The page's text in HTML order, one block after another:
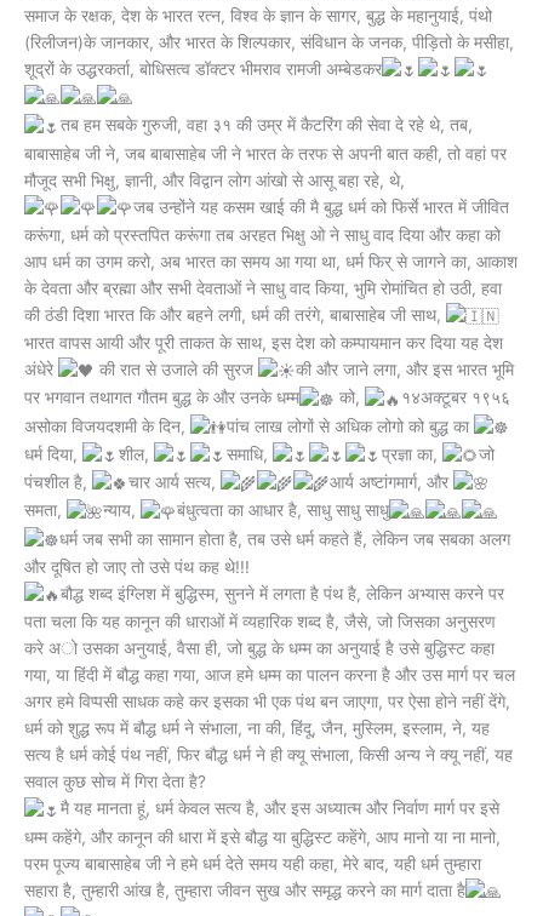
समाज के रक्षक, देश के भारत रत्न, विश्व के ज्ञान के सागर, बुद्ध के महानुयाई, पंथो
(रिलीजन)के जानकार, और भारत के शिल्पकार, संविधान के जनक, पीड़ितो के मसीहा,
शूद्रों के उद्धरकर्ता, बोधिसत्व डॉक्टर भीमराव रामजी अम्बेडकर
तब हम सबके गुरुजी, वहा ३१ की उम्र में कैटरिंग की सेवा दे रहे थे, तब,
बाबासाहेब जी ने, जब बाबासाहेब जी ने भारत के तरफ से अपनी बात कही, तो वहां पर
मौजूद सभी भिक्षु, ज्ञानी, और विद्वान लोग आंखो से आसू बहा रहे, थे,
जब उन्होंने यह कसम खाई की मै बुद्ध धर्म को फिर्से भारत में जीवित
करूंगा, धर्म को प्रस्तपित करूंगा तब अरहत भिक्षु ओ ने साधु वाद दिया और कहा को
आप धर्म का उगम करो, अब भारत का समय आ गया था, धर्म फिर् से जागने का, आकाश
के देवता और ब्रह्मा और सभी देवताओं ने साधु वाद किया, भुमि रोमांचित हो उठी, हवा
की ठंडी दिशा भारत कि और बहने लगी, धर्म की तरंगे, बाबासाहेब जी साथ,
भारत वापस आयी और पूरी ताकत के साथ, इस देश को कम्पायमान कर दिया यह देश
अंधेरे
की रात से उजाले की सुरज
की और जाने लगा, और इस भारत भूमि
पर भगवान तथागत गौतम बुद्ध के और उनके धम्म
को,
१४अक्टूबर १९५६
असोका विजयदशमी के दिन,
पांच लाख लोगों से अधिक लोगो को बुद्ध का
धर्म दिया,
शील, समाधि, प्रज्ञा का,
जो
पंचशील है,
चार आर्य सत्य,
आर्य अष्टांगमार्ग, और
समता,
न्याय,
बंधुत्वता का आधार है, साधु साधु साधु
धर्म जब सभी का सामान होता है, तब उसे धर्म कहते हैं, लेकिन जब सबका अलग
और दूषित हो जाए तो उसे पंथ कह थे!!!
बौद्ध शब्द इंग्लिश में बुद्धिस्म, सुनने में लगता है पंथ है, लेकिन अभ्यास करने पर
पता चला कि यह कानून की धाराओं में व्यहारिक शब्द है, जैसे, जो जिसका अनुसरण
करे अो उसका अनुयाई, वैसा ही, जो बुद्ध के धम्म का अनुयाई है उसे बुद्धिस्ट कहा
गया, या हिंदी में बौद्ध कहा गया, आज हमे धम्म का पालन करना है और उस मार्ग पर चल
अगर हमे विप्पसी साधक कहे कर इसका भी एक पंथ बन जाएगा, पर ऐसा होने नहीं देंगे,
धर्म को शुद्ध रूप में बौद्ध धर्म ने संभाला, ना की, हिंदू, जैन, मुस्लिम, इस्लाम, ने, यह
सत्य है धर्म कोई पंथ नहीं, फिर बौद्ध धर्म ने ही क्यू संभाला, किसी अन्य ने क्यू नहीं, यह
सवाल कुछ सोच में गिरा देता है?
मै यह मानता हूं, धर्म केवल सत्य है, और इस अध्यात्म और निर्वाण मार्ग पर इसे
धम्म कहेंगे, और कानून की धारा में इसे बौद्ध या बुद्धिस्ट कहेंगे, आप मानो या ना मानो,
परम पूज्य बाबासाहेब जी ने हमे धर्म देते समय यही कहा, मेरे बाद, यही धर्म तुम्हारा
सहारा है, तुम्हारी आंख है, तुम्हारा जीवन सुख और समृद्ध करने का मार्ग दाता है